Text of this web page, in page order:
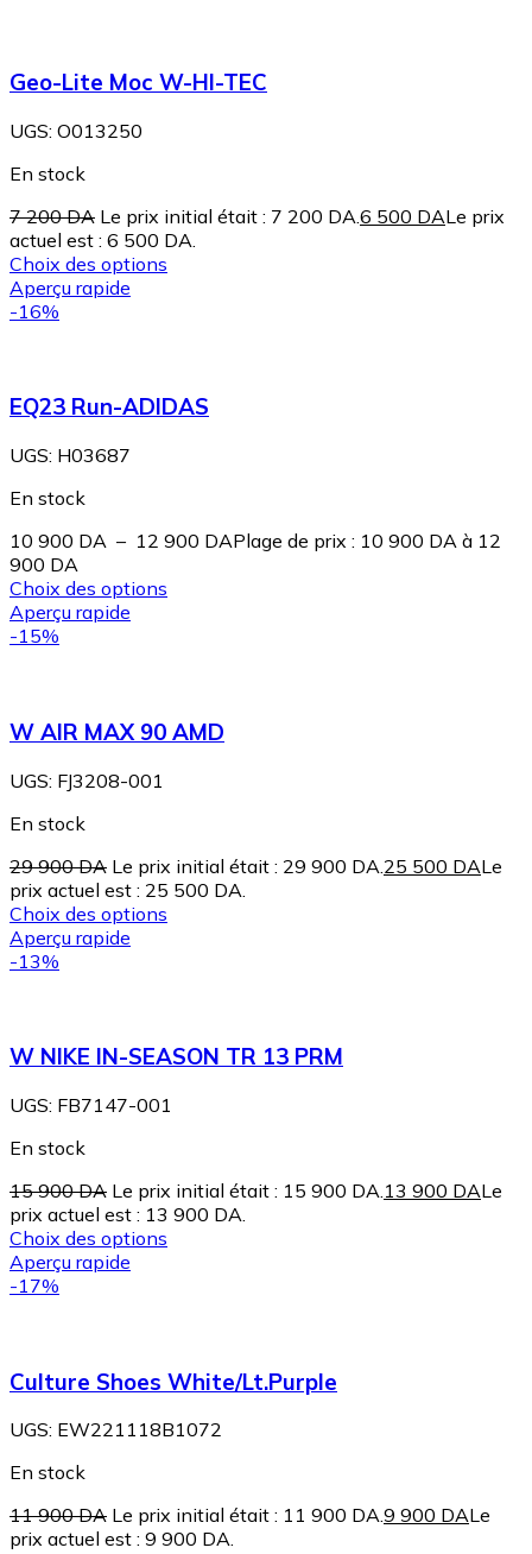
Geo-Lite Moc W-HI-TEC
UGS: O013250
En stock
7 200DA Le prix initial était : 7 200 DA. 6 500 DALe prix
actuel est : 6 500 DA.
Choix des options
Aperçu rapide
-16%
EQ23 Run-ADIDAS
UGS: H03687
En stock
10 900 DA – 12 900 DAPlage de prix : 10 900 DA à 12
900 DA
Choix des options
Aperçu rapide
-15%
W AIR MAX 90 AMD
UGS: FJ3208-001
En stock
29 900DA Le prix initial était : 29 900 DA. 25 500 DALe
prix actuel est : 25 500 DA.
Choix des options
Aperçu rapide
-13%
W NIKE IN-SEASON TR 13 PRM
UGS: FB7147-001
En stock
15 900DA Le prix initial était : 15 900 DA.13 900 DALe
prix actuel est : 13 900 DA.
Choix des options
Aperçu rapide
-17%
Culture Shoes White/Lt.Purple
UGS: EW221118B1072
En stock
11 900DA Le prix initial était : 11 900 DA.9 900 DALe
prix actuel est : 9 900 DA.